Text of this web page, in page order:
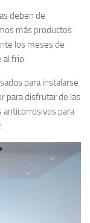
deben de
más productos
los meses de
al frio.
para instalarse
para disfrutar de las
anticorrosivos para